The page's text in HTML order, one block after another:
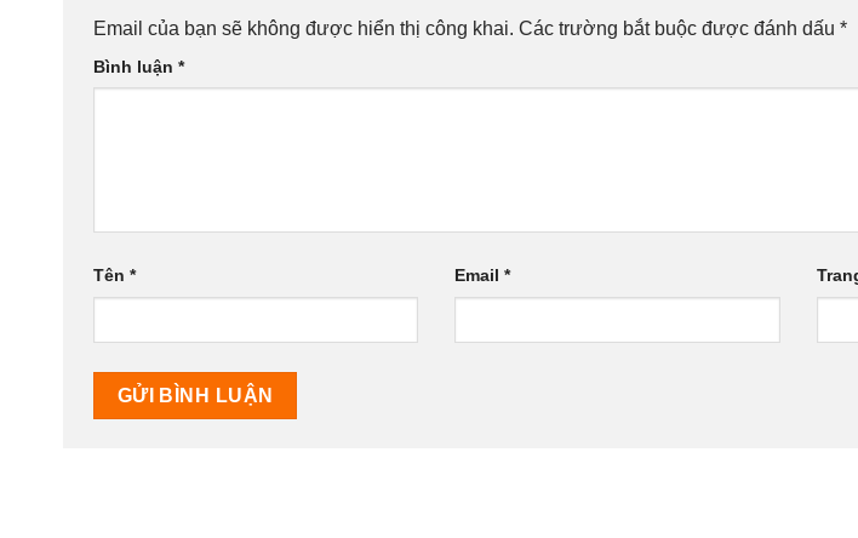
Email của bạn sẽ không được hiển thị công khai. Các trường bắt buộc được đánh dấu *
Bình luận *
Tên * Email*